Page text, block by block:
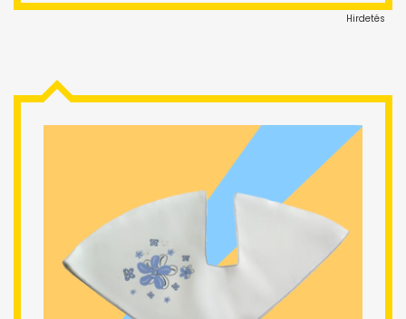
Hirdetés